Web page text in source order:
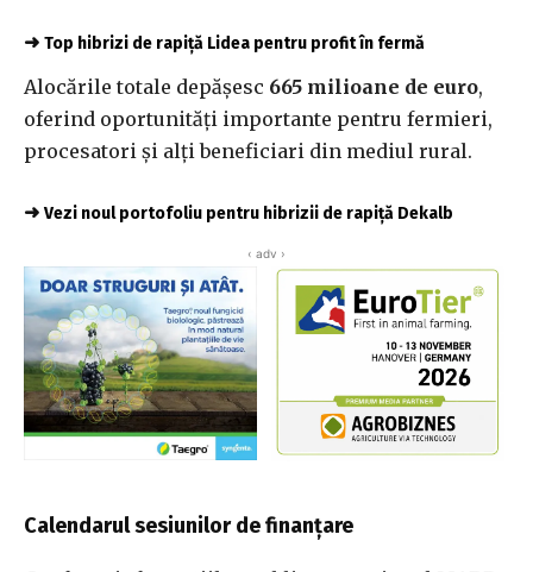
➜ Top hibrizi de rapiță Lidea pentru profit în fermă
Alocările totale depășesc 665 milioane de euro,
oferind oportunități importante pentru fermieri,
procesatori și alți beneficiari din mediul rural.
➜ Vezi noul portofoliu pentru hibrizii de rapiță Dekalb
‹ adv ›
Calendarul sesiunilor de finanțare